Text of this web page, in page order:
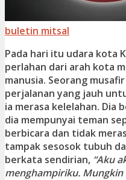
buletin mitsal
Pada hari itu udara kota
perlahan dari arah kota
manusia. Seorang
perjalanan yang jauh
ia merasa kelelahan. Dia
dia mempunyai teman
berbicara dan tidak
tampak sesosok tubuh
berkata sendirian, “Aku
menghampiriku. Mungkin